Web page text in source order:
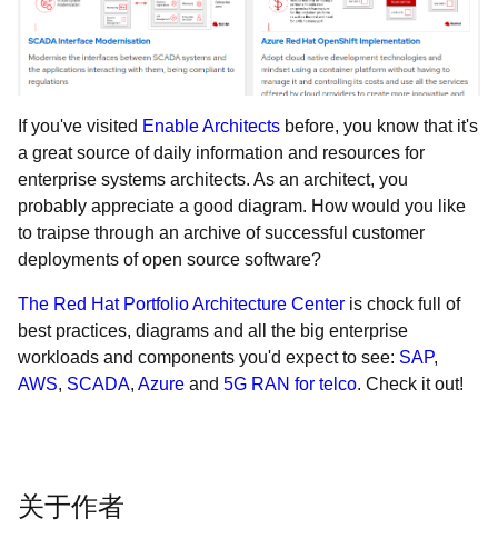
If you've visited Enable Architects before, you know that it's
a great source of daily information and resources for
enterprise systems architects. As an architect, you
probably appreciate a good diagram. How would you like
to traipse through an archive of successful customer
deployments of open source software?
The Red Hat Portfolio Architecture Center is chock full of
best practices, diagrams and all the big enterprise
workloads and components you'd expect to see: SAP,
AWS, SCADA, Azure and 5G RAN for telco. Check it out!
关于作者